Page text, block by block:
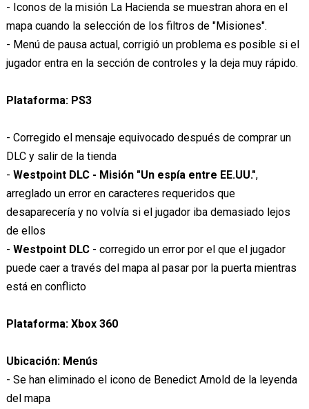
- Iconos de la misión La Hacienda se muestran ahora en el
mapa cuando la selección de los filtros de "Misiones".
- Menú de pausa actual, corrigió un problema es posible si el
jugador entra en la sección de controles y la deja muy rápido.
Plataforma: PS3
- Corregido el mensaje equivocado después de comprar un
DLC y salir de la tienda
- Westpoint DLC - Misión "Un espía entre EE.UU.",
arreglado un error en caracteres requeridos que
desaparecería y no volvía si el jugador iba demasiado lejos
de ellos
- Westpoint DLC - corregido un error por el que el jugador
puede caer a través del mapa al pasar por la puerta mientras
está en conflicto
Plataforma: Xbox 360
Ubicación: Menús
- Se han eliminado el icono de Benedict Arnold de la leyenda
del mapa